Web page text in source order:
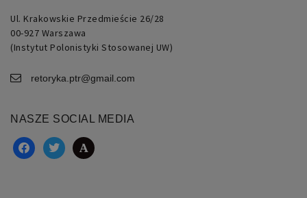
Ul. Krakowskie Przedmieście 26/28
00-927 Warszawa
(Instytut Polonistyki Stosowanej UW)
retoryka.ptr@gmail.com
NASZE SOCIAL MEDIA
facebooktwitter academia